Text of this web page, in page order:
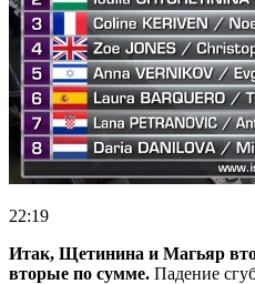
22:19
Итак, Щетинина и Магьяр
вторые по сумме. Падение